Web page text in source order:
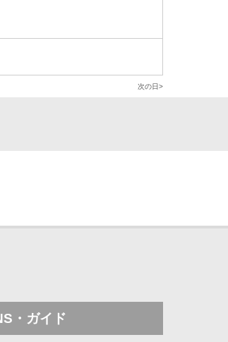
次の日
・ガイド